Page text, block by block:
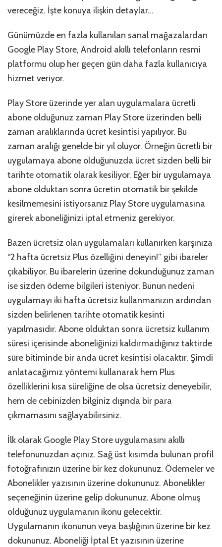
vereceğiz. İşte konuya ilişkin detaylar…
Günümüzde en fazla kullanılan sanal mağazalardan
Google Play Store, Android akıllı telefonların resmi
platformu olup her geçen gün daha fazla kullanıcıya
hizmet veriyor.
Play Store üzerinde yer alan uygulamalara ücretli
abone olduğunuz zaman Play Store üzerinden belli
zaman aralıklarında ücret kesintisi yapılıyor. Bu
zaman aralığı genelde bir yıl oluyor. Örneğin ücretli bir
uygulamaya abone olduğunuzda ücret sizden belli bir
tarihte otomatik olarak kesiliyor. Eğer bir uygulamaya
abone olduktan sonra ücretin otomatik bir şekilde
kesilmemesini istiyorsanız Play Store uygulamasına
girerek aboneliğinizi iptal etmeniz gerekiyor.
Bazen ücretsiz olan uygulamaları kullanırken karşınıza
“2 hafta ücretsiz Plus özelliğini deneyin!” gibi ibareler
çıkabiliyor. Bu ibarelerin üzerine dokunduğunuz zaman
ise sizden ödeme bilgileri isteniyor. Bunun nedeni
uygulamayı iki hafta ücretsiz kullanmanızın ardından
sizden belirlenen tarihte otomatik kesinti
yapılmasıdır. Abone olduktan sonra ücretsiz kullanım
süresi içerisinde aboneliğinizi kaldırmadığınız taktirde
süre bitiminde bir anda ücret kesintisi olacaktır. Şimdi
anlatacağımız yöntemi kullanarak hem Plus
özelliklerini kısa süreliğine de olsa ücretsiz deneyebilir,
hem de cebinizden bilginiz dışında bir para
çıkmamasını sağlayabilirsiniz.
İlk olarak Google Play Store uygulamasını akıllı
telefonunuzdan açınız. Sağ üst kısımda bulunan profil
fotoğrafınızın üzerine bir kez dokununuz. Ödemeler ve
Abonelikler yazısının üzerine dokununuz. Abonelikler
seçeneğinin üzerine gelip dokununuz. Abone olmuş
olduğunuz uygulamanın ikonu gelecektir.
Uygulamanın ikonunun veya başlığının üzerine bir kez
dokununuz. Aboneliği İptal Et yazısının üzerine